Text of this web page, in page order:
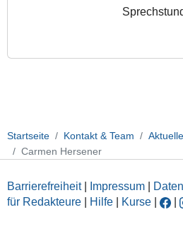
Startseite Kontakt & Team
Carmen Hersener
Barrierefreiheit| Impressum
für Redakteure
Hilfe Kurse